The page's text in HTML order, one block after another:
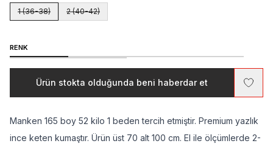
1 (36-38) 2 (40-42)
RENK
Ürün stokta olduğunda beni haberdar et
Manken 165 boy 52 kilo 1 beden tercih etmiştir. Premium yazlık
ince keten kumaştır. Ürün üst 70 alt 100 cm. El ile ölçümlerde 2-